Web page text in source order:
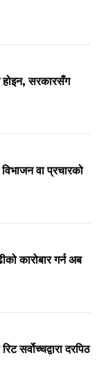
होइन, सरकारसँग
वा प्रचारको
कारोबार गर्न अब
सर्वोच्चद्वारा दरपिठ